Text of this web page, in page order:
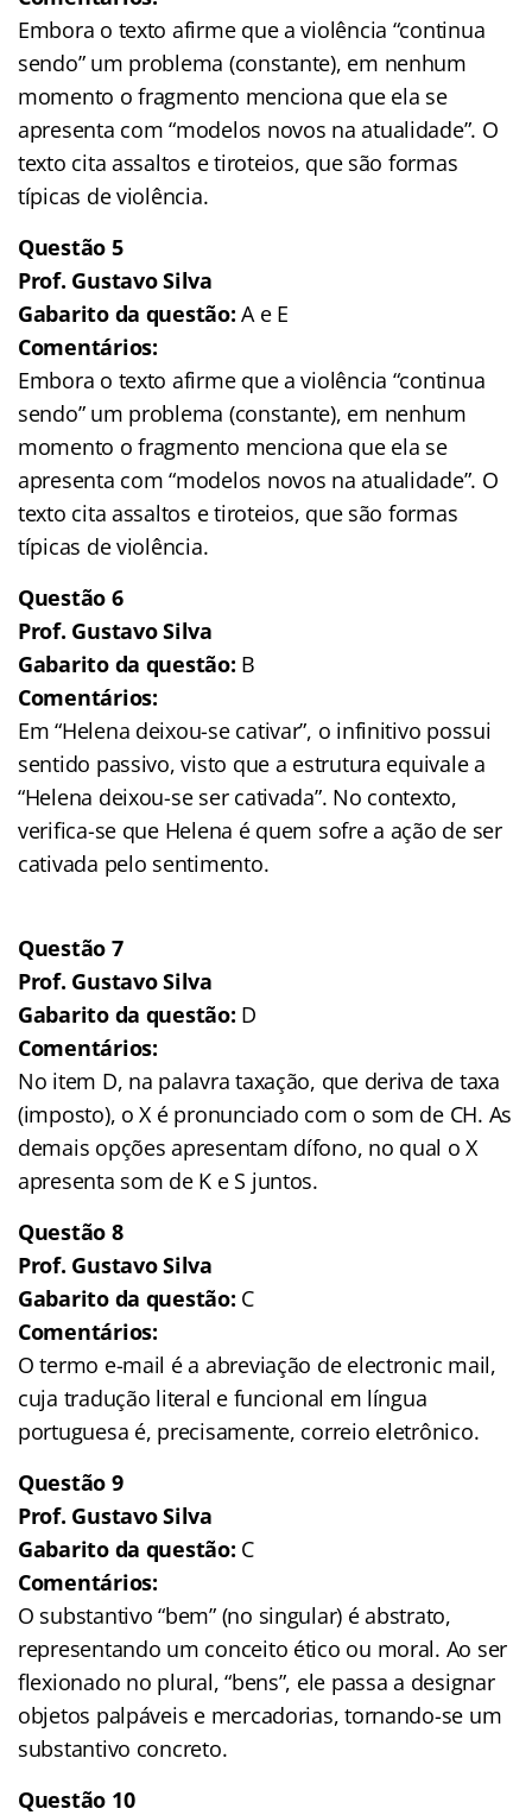
Embora o texto afirme que a violência “continua
sendo” um problema (constante), em nenhum
momento o fragmento menciona que ela se
apresenta com “modelos novos na atualidade”. O
texto cita assaltos e tiroteios, que são formas
típicas de violência.
Questão 5
Prof. Gustavo Silva
Gabarito da questão: A e E
Comentários:
Embora o texto afirme que a violência “continua
sendo” um problema (constante), em nenhum
momento o fragmento menciona que ela se
apresenta com “modelos novos na atualidade”. O
texto cita assaltos e tiroteios, que são formas
típicas de violência.
Questão 6
Prof. Gustavo Silva
Gabarito da questão: B
Comentários:
Em “Helena deixou-se cativar”, o infinitivo possui
sentido passivo, visto que a estrutura equivale a
“Helena deixou-se ser cativada”. No contexto,
verifica-se que Helena é quem sofre a ação de ser
cativada pelo sentimento.
Questão 7
Prof. Gustavo Silva
Gabarito da questão: D
Comentários:
No item D, na palavra taxação, que deriva de taxa
(imposto), o X é pronunciado com o som de CH. As
demais opções apresentam dífono, no qual o X
apresenta som de K e S juntos.
Questão 8
Prof. Gustavo Silva
Gabarito da questão: C
Comentários:
O termo e-mail é a abreviação de electronic mail,
cuja tradução literal e funcional em língua
portuguesa é, precisamente, correio eletrônico.
Questão 9
Prof. Gustavo Silva
Gabarito da questão: C
Comentários:
O substantivo “bem” (no singular) é abstrato,
representando um conceito ético ou moral. Ao ser
flexionado no plural, “bens”, ele passa a designar
objetos palpáveis e mercadorias, tornando-se um
substantivo concreto.
Questão 10